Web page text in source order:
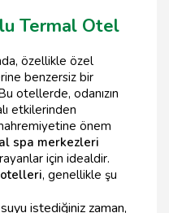
Termal Otel
özellikle özel
benzersiz bir
otellerde, odanızın
etkilerinden
önem
spa merkezleri
için idealdir.
, genellikle şu
istediğiniz zaman,